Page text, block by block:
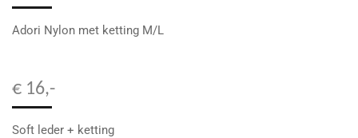
Adori Nylon met ketting M/L
€ 16,-
Soft leder + ketting